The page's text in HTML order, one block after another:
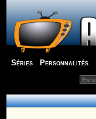
Séries Personnalités